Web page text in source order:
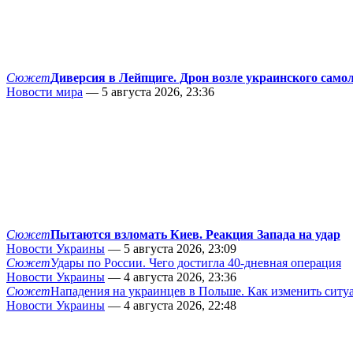
СюжетДиверсия в Лейпциге. Дрон возле украинского
Новости мира — 5 августа 2026, 23:36
СюжетПытаются взломать Киев. Реакция Запада на удар
Новости Украины — 5 августа 2026, 23:09
СюжетУдары по России. Чего достигла 40-дневная операция
Новости Украины — 4 августа 2026, 23:36
СюжетНападения на украинцев в Польше. Как изменить
Новости Украины — 4 августа 2026, 22:48